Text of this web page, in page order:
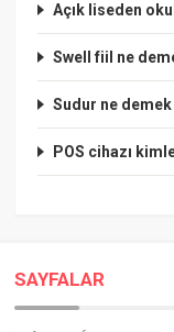
Açık liseden
Swell fiil ne
Sudur ne demek
POS cihazı
SAYFALAR